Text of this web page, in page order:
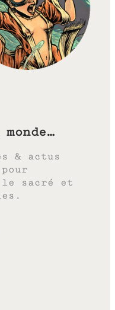
& actus
le sacré et